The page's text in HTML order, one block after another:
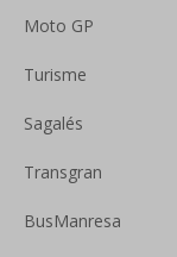
Moto GP
Turisme
Sagalés
Transgran
BusManresa